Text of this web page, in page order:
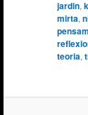
jardin,
mirta,
teoria,